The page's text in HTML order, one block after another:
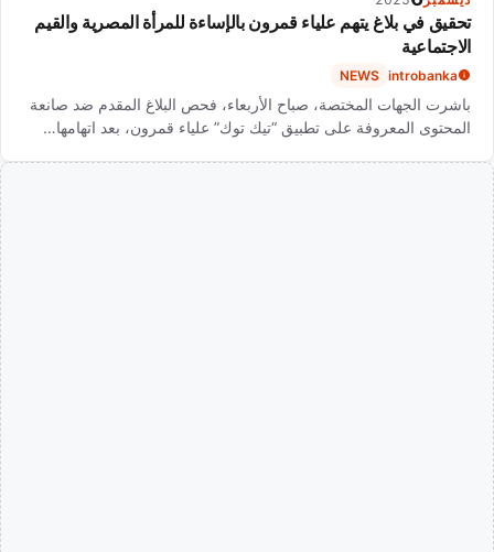
تحقيق في بلاغ يتهم علياء قمرون بالإساءة للمرأة المصرية والقيم
الاجتماعية
introbanka
NEWS
باشرت الجهات المختصة، صباح الأربعاء، فحص البلاغ المقدم ضد صانعة
المحتوى المعروفة على تطبيق “تيك توك” علياء قمرون، بعد اتهامها…